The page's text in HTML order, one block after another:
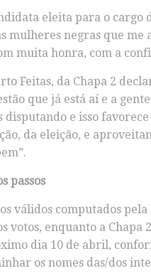
eleita para o cargo
mulheres negras que me
muita honra, com a
Feitas, da Chapa 2
que já está aí e a
disputando e isso
da eleição, e
passos
válidos computados
votos, enquanto a Chapa
dia 10 de abril,
os nomes das/dos